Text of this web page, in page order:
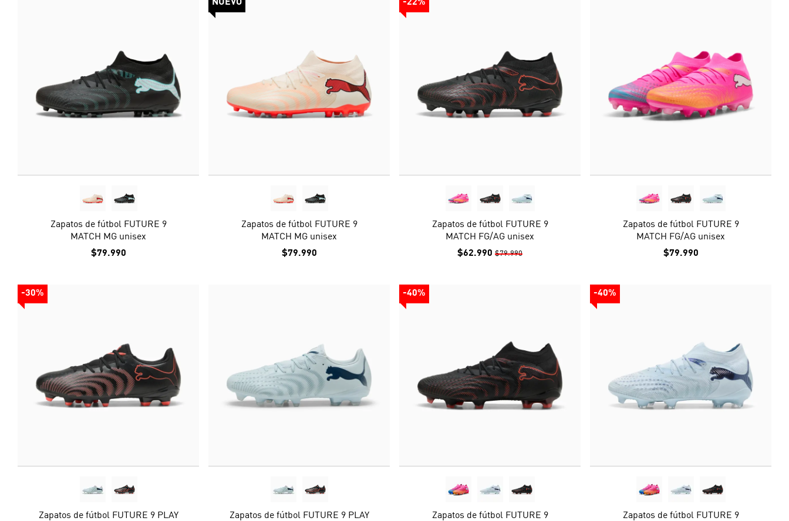
Zapatos de fútbol FUTURE 9
MATCH MG unisex
$79.990
NUEVO
Zapatos de fútbol FUTURE 9
MATCH MG unisex
$79.990
-22%
Zapatos de fútbol FUTURE 9
MATCH FG/AG unisex
$62.990 $79.990
Zapatos de fútbol FUTURE 9
MATCH FG/AG unisex
$79.990
-30%
Zapatos de fútbol FUTURE 9 PLAY
Zapatos de fútbol FUTURE 9 PLAY
-40%
Zapatos de fútbol FUTURE 9
-40%
Zapatos de fútbol FUTURE 9